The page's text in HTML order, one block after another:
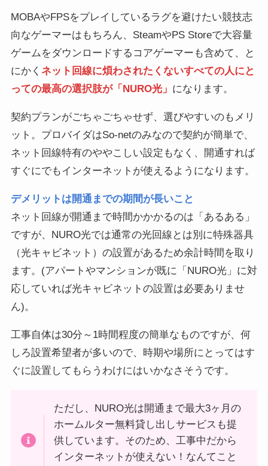
MOBAやFPSをプレイしているラグを避けたい競技志
向なゲーマーはもちろん、SteamやPS Storeで大容量
ゲームをダウンロードするコアゲーマーも含めて、と
にかく ネット回線に煩わされたくないすべての人にと
っての最高の選択肢が「NURO光」 になります。
契約プランがごちゃごちゃせず、選びやすいのもメリ
ット。プロバイダはSo-netのみなので契約が簡単で、
ネット回線特有のややこしい設定もなく、開通すれば
すぐにでもインターネットが使えるようになります。
デメリットは開通までの期間が長いこと
ネット回線が開通まで時間かかかるのは「あるある」
ですが、NURO光では通常の光回線とは別に特殊器具
（光キャビネット）の設置があるため余計時間を取り
ます。(アパートやマンションが既に「NURO光」に対
応していれば光キャビネットの設置は必要ありませ
ん)。
工事自体は30分～1時間程度の簡単なものですが、何
しろ設置希望者が多いので、時期や場所にとってはす
ぐに設置してもらうわけにはいかなさそうです。
ただし、NURO光は開通まで最大3ヶ月の
ホームルター無料貸し出しサービスも提
供しています。そのため、工事中だから
インターネットが使えない！なんてこと